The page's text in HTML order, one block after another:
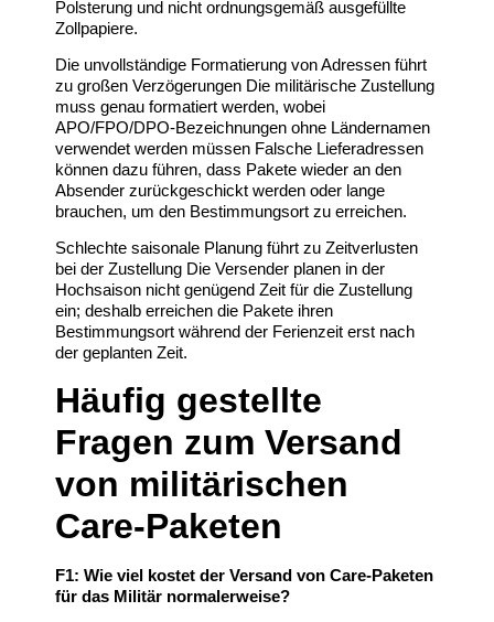
Polsterung und nicht ordnungsgemäß ausgefüllte
Zollpapiere.
Die unvollständige Formatierung von Adressen führt
zu großen Verzögerungen Die militärische Zustellung
muss genau formatiert werden, wobei
APO/FPO/DPO-Bezeichnungen ohne Ländernamen
verwendet werden müssen Falsche Lieferadressen
können dazu führen, dass Pakete wieder an den
Absender zurückgeschickt werden oder lange
brauchen, um den Bestimmungsort zu erreichen.
Schlechte saisonale Planung führt zu Zeitverlusten
bei der Zustellung Die Versender planen in der
Hochsaison nicht genügend Zeit für die Zustellung
ein; deshalb erreichen die Pakete ihren
Bestimmungsort während der Ferienzeit erst nach
der geplanten Zeit.
Häufig gestellte
Fragen zum Versand
von militärischen
Care-Paketen
F1: Wie viel kostet der Versand von Care-Paketen
für das Militär normalerweise?